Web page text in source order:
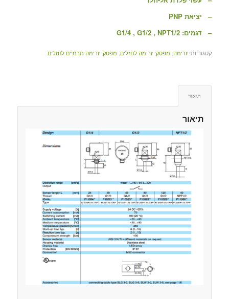
– יציאת PNP
– דגמים: G1/4 , G1/2 , NPT1/2
קטגוריות: זרימה, מפסקי זרימה לנוזלים מפסקי זרימה תרמיים לנוזלים
תיאור
תיאור